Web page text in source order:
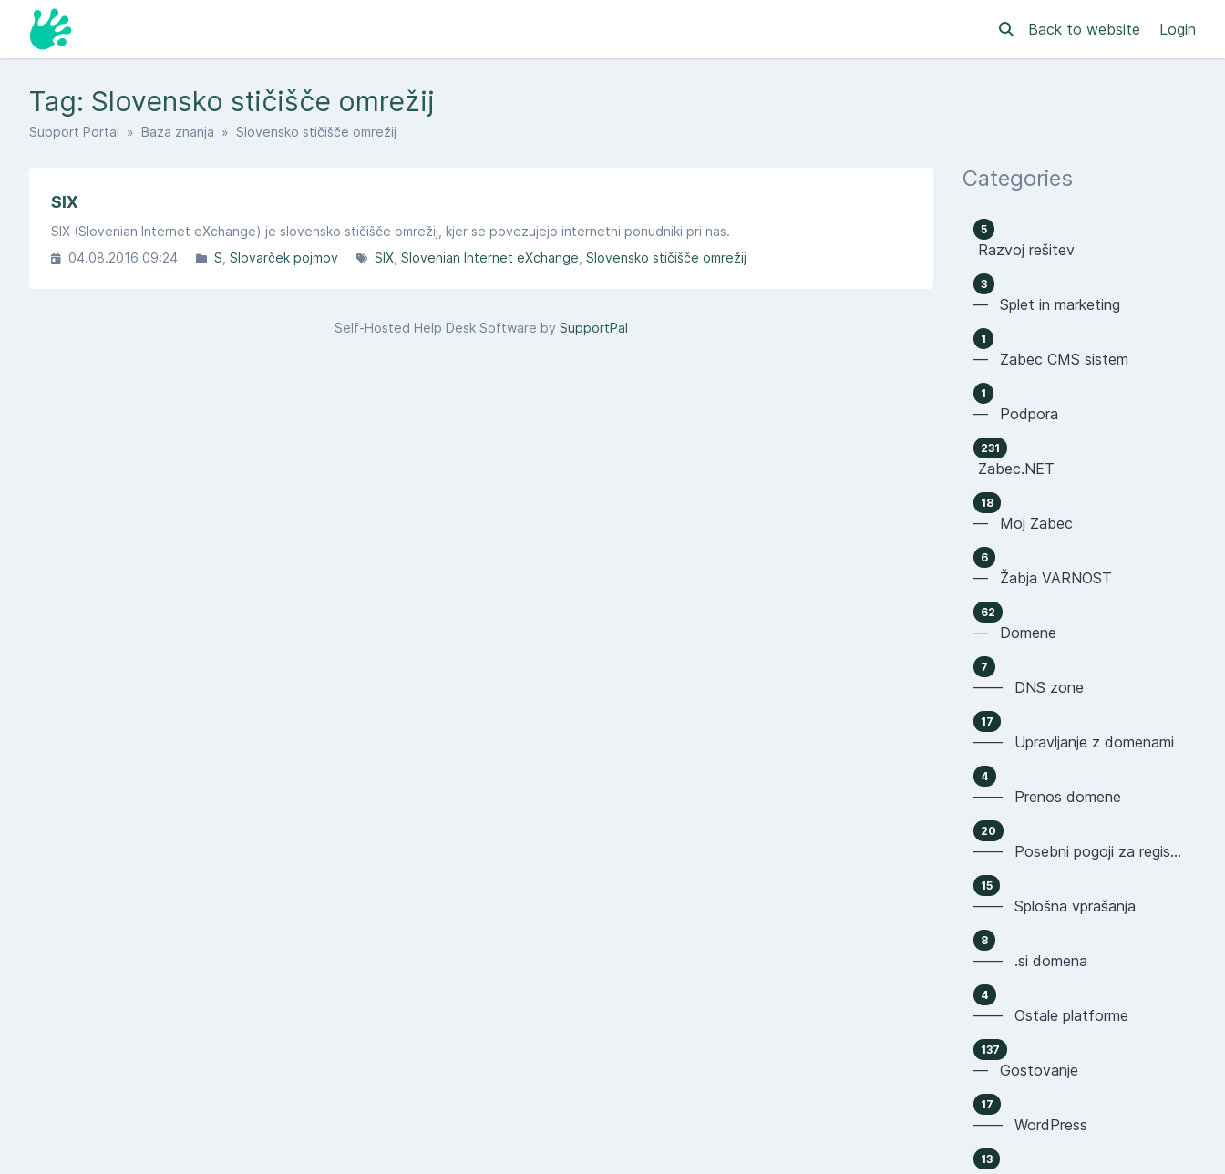
Back to website Login
Tag: Slovensko stičišče omrežij
Support Portal » Baza znanja » Slovensko stičišče omrežij
SIX
SIX (Slovenian Internet eXchange​) je slovensko stičišče omrežij, kjer se povezujejo internetni ponudniki pri nas.​
04.08.2016 09:24
S Slovarček pojmov SIX Slovenian Internet eXchange Slovensko stičišče omrežij
Self-Hosted Help Desk Software by SupportPal
Categories
5
Razvoj rešitev
3
— Splet in marketing
1
— Zabec CMS sistem
1
— Podpora
231
Zabec.NET
18
— Moj Zabec
6
— Žabja VARNOST
62
— Domene
7
—— DNS zone
17
—— Upravljanje z domenami
4
—— Prenos domene
20
—— Posebni pogoji za registracijo domen
15
—— Splošna vprašanja
8
—— .si domena
4
—— Ostale platforme
137
— Gostovanje
17
—— WordPress
13